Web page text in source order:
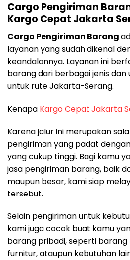
Cargo Pengiriman
Kargo Cepat Jakarta
Cargo Pengiriman Barang
layanan yang sudah dikenal
keandalannya. Layanan ini
barang dari berbagai jenis dan
untuk rute Jakarta-Serang.
Kenapa Kargo Cepat Jakarta
Karena jalur ini merupakan
pengiriman yang padat
yang cukup tinggi. Bagi kamu
jasa pengiriman barang, baik
maupun besar, kami siap
tersebut.
Selain pengiriman untuk
kami juga cocok buat kamu
barang pribadi, seperti barang
furnitur, ataupun kebutuhan